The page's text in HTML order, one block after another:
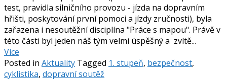
test, pravidla silničního provozu - jízda na dopravním
hřišti, poskytování první pomoci a jízdy zručnosti), byla
zařazena i nesoutěžní disciplína "Práce s mapou". Právě v
této části byl jeden náš tým velmi úspěšný a zvítě...
Více
Posted in Aktuality Tagged 1. stupeň, bezpečnost,
cyklistika, dopravní soutěž